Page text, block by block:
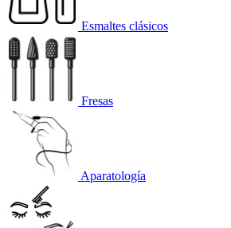
Esmaltes clásicos
Fresas
Aparatología